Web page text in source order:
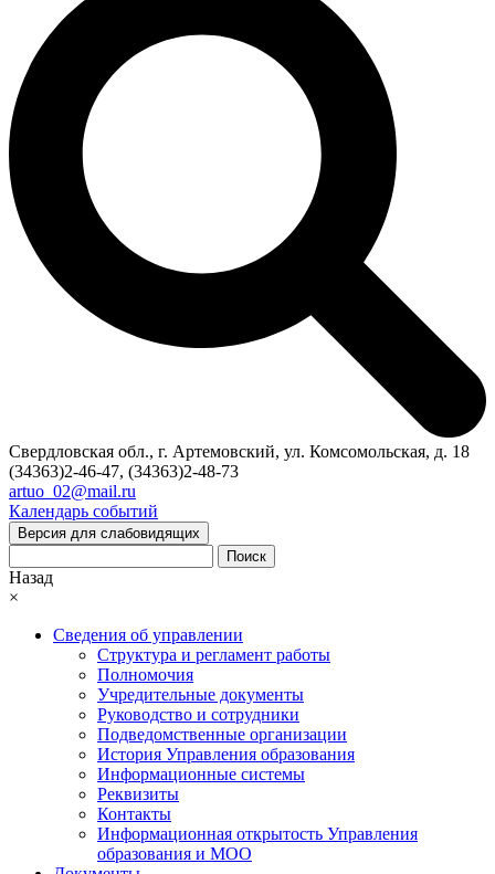
Свердловская обл., г. Артемовский, ул. Комсомольская, д. 18
(34363)2-46-47, (34363)2-48-73
artuo_02@mail.ru
Календарь событий
Версия для слабовидящих
Поиск
Назад
×
Сведения об управлении
Структура и регламент работы
Полномочия
Учредительные документы
Руководство и сотрудники
Подведомственные организации
История Управления образования
Информационные системы
Реквизиты
Контакты
Информационная открытость Управления
образования и МОО